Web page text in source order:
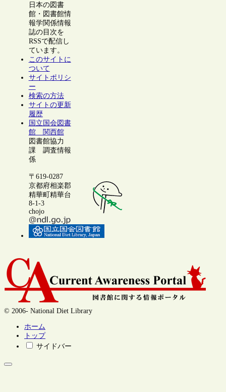
日本の図書
館・図書館情
報学関係情報
誌の目次を
RSSで配信し
ています。
このサイトに
ついて
サイトポリシ
ー
検索の方法
サイトの更新
履歴
国立国会図書
館 関西館
図書館協力
課 調査情報
係
〒619-0287
京都府相楽郡
精華町精華台
8-1-3
chojo
© 2006- National Diet Library
ホーム
トップ
サイドバー